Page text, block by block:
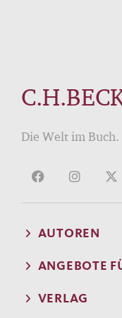
Die Welt im Buch.
AUTOREN
ANGEBOTE
VERLAG